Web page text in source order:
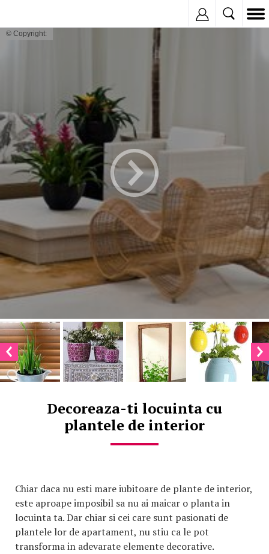
© Copyright:
Decoreaza-ti locuinta cu
plantele de interior
Chiar daca nu esti mare iubitoare de plante de interior,
este aproape imposibil sa nu ai maicar o planta in
locuinta ta. Dar chiar si cei care sunt pasionati de
plantele lor de apartament, nu stiu ca le pot
transforma in adevarate elemente decorative.